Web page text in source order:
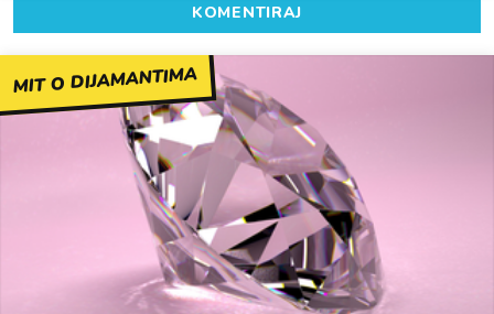
KOMENTIRAJ
MIT O DIJAMANTIMA